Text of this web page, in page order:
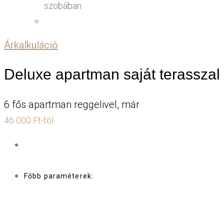
szobában
Árkalkuláció
Deluxe apartman saját terasszal
6 fős apartman reggelivel, már
46 000 Ft-tól
Főbb paraméterek: